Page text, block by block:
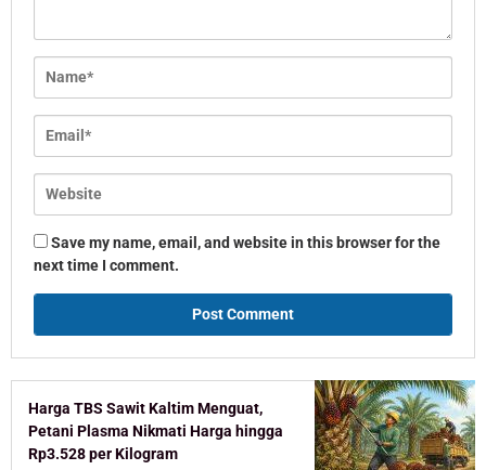
Save my name, email, and website in this browser for the
next time I comment.
Harga TBS Sawit Kaltim Menguat,
Petani Plasma Nikmati Harga hingga
Rp3.528 per Kilogram